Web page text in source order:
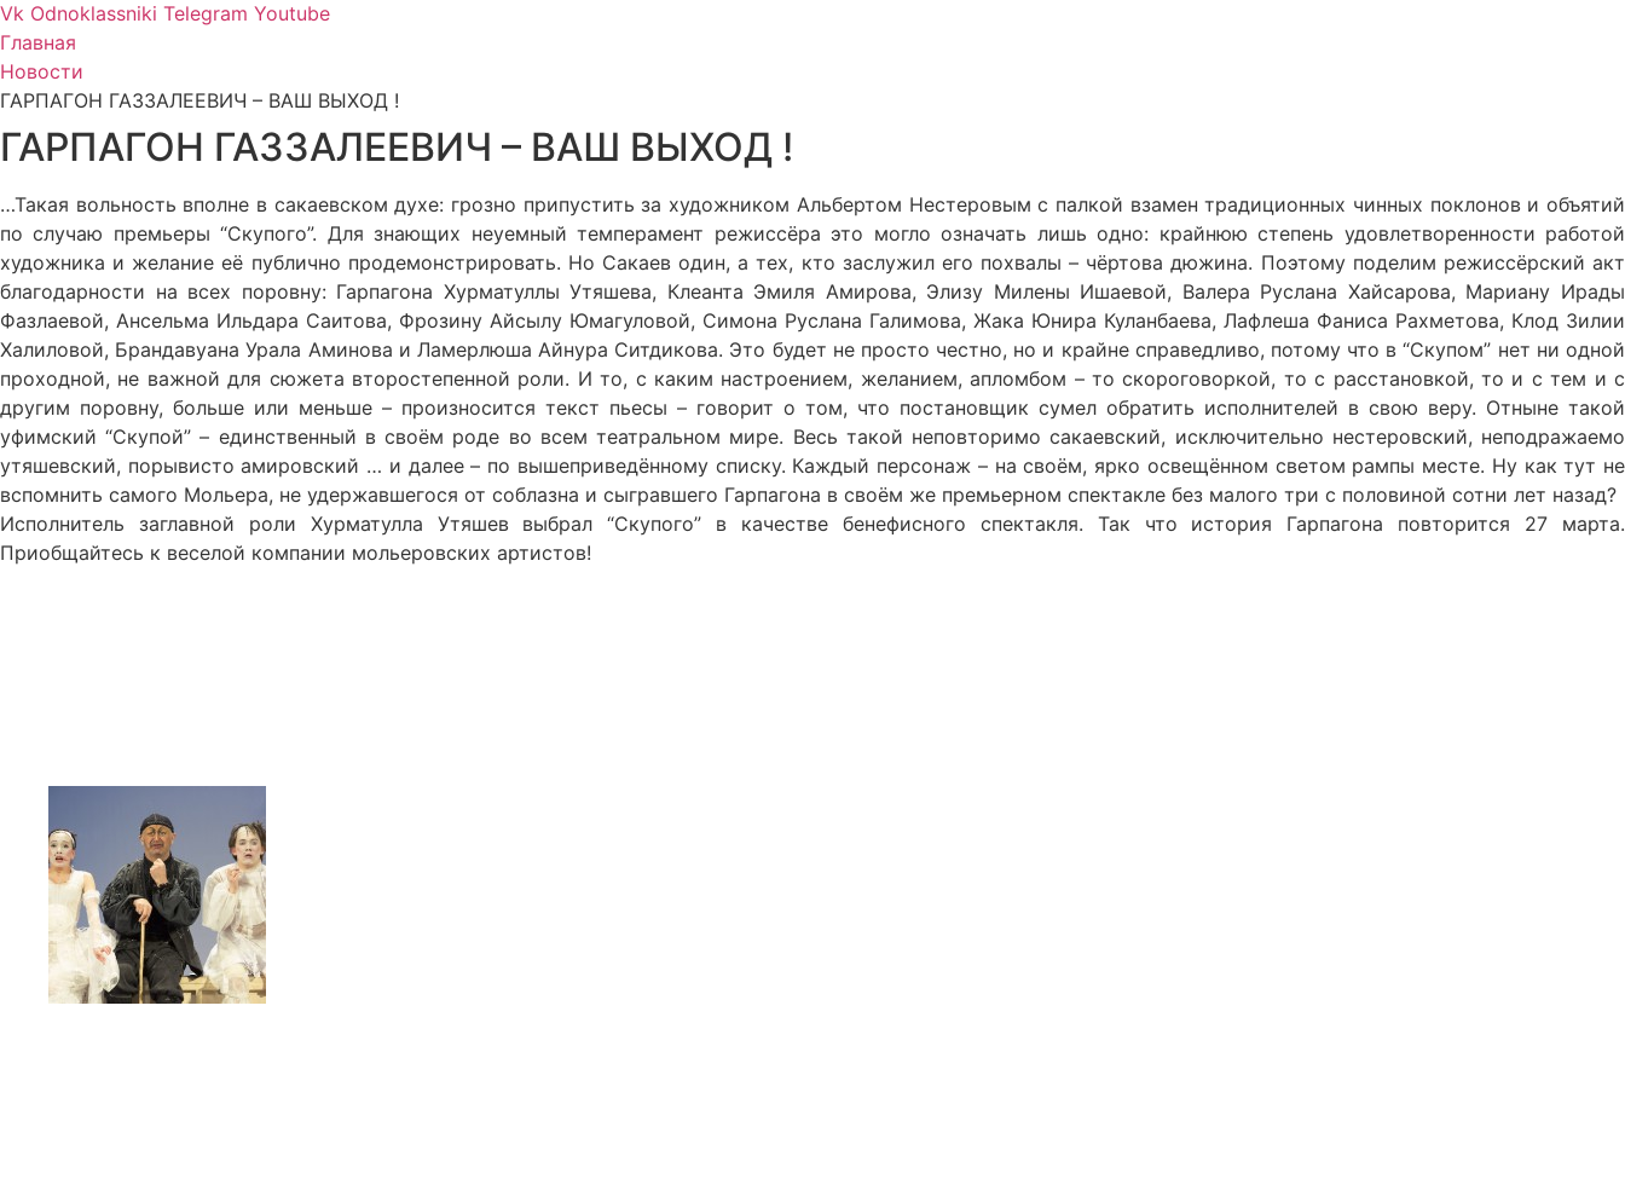
Vk Odnoklassniki Telegram Youtube
Главная
Новости
ГАРПАГОН ГАЗЗАЛЕЕВИЧ – ВАШ ВЫХОД !
ГАРПАГОН ГАЗЗАЛЕЕВИЧ – ВАШ ВЫХОД !
…Такая вольность вполне в сакаевском духе: грозно припустить за художником Альбертом Нестеровым с палкой взамен традиционных чинных поклонов и объятий
по случаю премьеры “Скупого”. Для знающих неуемный темперамент режиссёра это могло означать лишь одно: крайнюю степень удовлетворенности работой
художника и желание её публично продемонстрировать. Но Сакаев один, а тех, кто заслужил его похвалы – чёртова дюжина. Поэтому поделим режиссёрский акт
благодарности на всех поровну: Гарпагона Хурматуллы Утяшева, Клеанта Эмиля Амирова, Элизу Милены Ишаевой, Валера Руслана Хайсарова, Мариану Ирады
Фазлаевой, Ансельма Ильдара Саитова, Фрозину Айсылу Юмагуловой, Симона Руслана Галимова, Жака Юнира Куланбаева, Лафлеша Фаниса Рахметова, Клод Зилии
Халиловой, Брандавуана Урала Аминова и Ламерлюша Айнура Ситдикова. Это будет не просто честно, но и крайне справедливо, потому что в “Скупом” нет ни одной
проходной, не важной для сюжета второстепенной роли. И то, с каким настроением, желанием, апломбом – то скороговоркой, то с расстановкой, то и с тем и с
другим поровну, больше или меньше – произносится текст пьесы – говорит о том, что постановщик сумел обратить исполнителей в свою веру. Отныне такой
уфимский “Скупой” – единственный в своём роде во всем театральном мире. Весь такой неповторимо сакаевский, исключительно нестеровский, неподражаемо
утяшевский, порывисто амировский … и далее – по вышеприведённому списку. Каждый персонаж – на своём, ярко освещённом светом рампы месте. Ну как тут не
вспомнить самого Мольера, не удержавшегося от соблазна и сыгравшего Гарпагона в своём же премьерном спектакле без малого три с половиной сотни лет назад?
Исполнитель заглавной роли Хурматулла Утяшев выбрал “Скупого” в качестве бенефисного спектакля. Так что история Гарпагона повторится 27 марта.
Приобщайтесь к веселой компании мольеровских артистов!